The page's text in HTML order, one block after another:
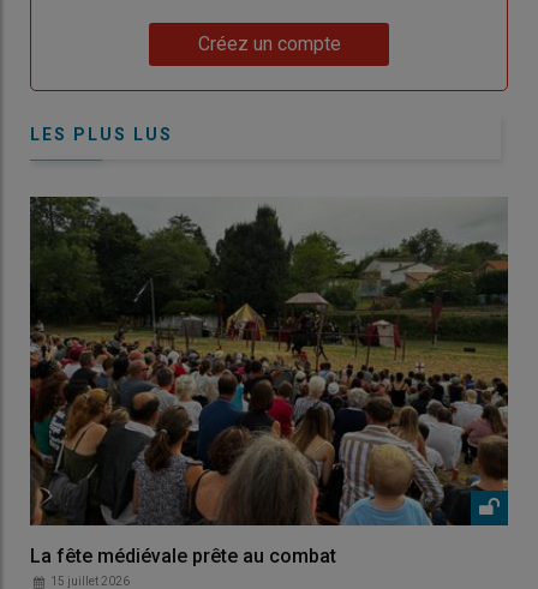
Créez un compte
LES PLUS LUS
La fête médiévale prête au combat
15 juillet 2026